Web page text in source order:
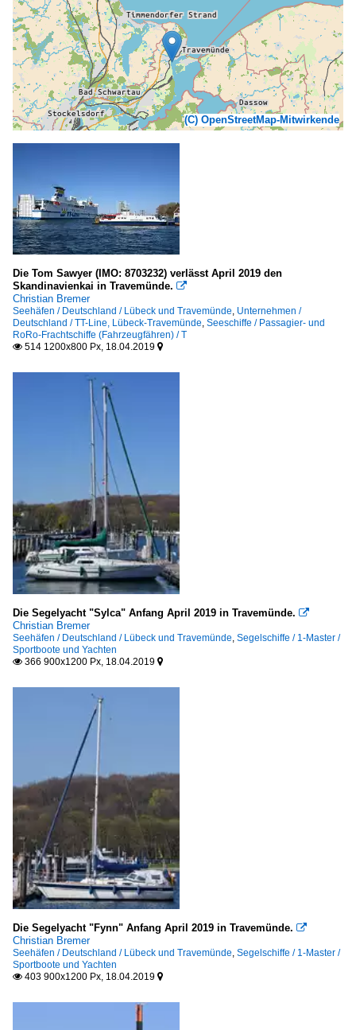
(C) OpenStreetMap-Mitwirkende
Die Tom Sawyer (IMO: 8703232) verlässt April 2019 den
Skandinavienkai in Travemünde. 
Christian Bremer
Seehäfen / Deutschland / Lübeck und Travemünde, Unternehmen /
Deutschland / TT-Line, Lübeck-Travemünde, Seeschiffe / Passagier- und
RoRo-Frachtschiffe (Fahrzeugfähren) / T
 514 1200x800 Px, 18.04.2019 
Die Segelyacht "Sylca" Anfang April 2019 in Travemünde. 
Christian Bremer
Seehäfen / Deutschland / Lübeck und Travemünde, Segelschiffe / 1-Master /
Sportboote und Yachten
 366 900x1200 Px, 18.04.2019 
Die Segelyacht "Fynn" Anfang April 2019 in Travemünde. 
Christian Bremer
Seehäfen / Deutschland / Lübeck und Travemünde, Segelschiffe / 1-Master /
Sportboote und Yachten
 403 900x1200 Px, 18.04.2019 